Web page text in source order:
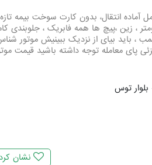
، باید بیای از نزدیک ببینیش موتور
توس
نشان